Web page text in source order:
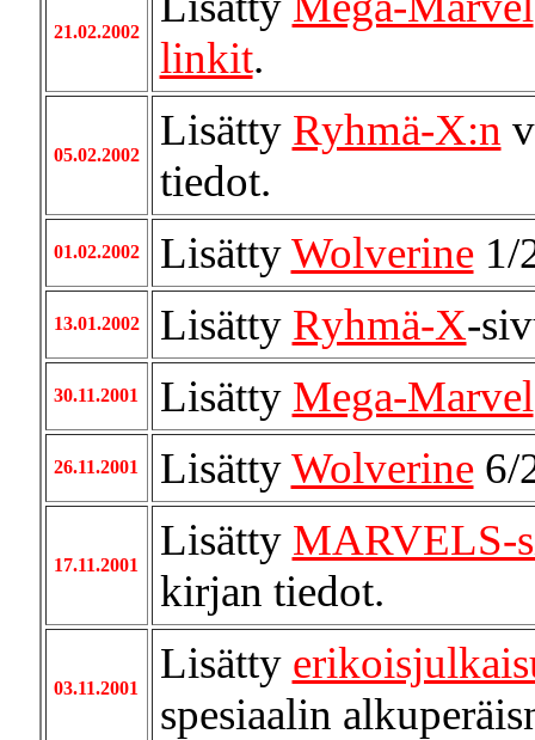
21.02.2002
linkit.
05.02.2002
Lisätty Ryhmä-X:n
tiedot.
01.02.2002 LisättyWolverine1/
13.01.2002 Lisätty Ryhmä-X-
30.11.2001 Lisätty Mega-Marvel
26.11.2001 LisättyWolverine6/
17.11.2001
Lisätty MARVELS-
kirjan tiedot.
03.11.2001
Lisätty
spesiaalin